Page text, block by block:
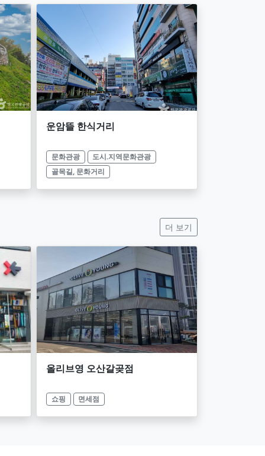
운암뜰 한식거리
문화관광
도시.지역문화관광
골목길, 문화거리
더 보기
올리브영 오산갈곶점
쇼핑 면세점